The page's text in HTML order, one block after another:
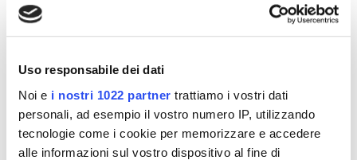
Uso responsabile dei dati
Noi e i nostri 1022 partner trattiamo i vostri dati
personali, ad esempio il vostro numero IP, utilizzando
tecnologie come i cookie per memorizzare e accedere
alle informazioni sul vostro dispositivo al fine di